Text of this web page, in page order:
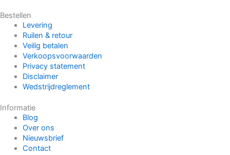
Bestellen
Levering
Ruilen & retour
Veilig betalen
Verkoopsvoorwaarden
Privacy statement
Disclaimer
Wedstrijdreglement
Informatie
Blog
Over ons
Nieuwsbrief
Contact